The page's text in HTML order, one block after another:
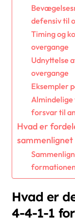
defensiv til
Timing og
overgange
Udnyttelse
overgange
Eksempler
forsvar til
Hvad er
formationen
Hvad er
4-4-1-1